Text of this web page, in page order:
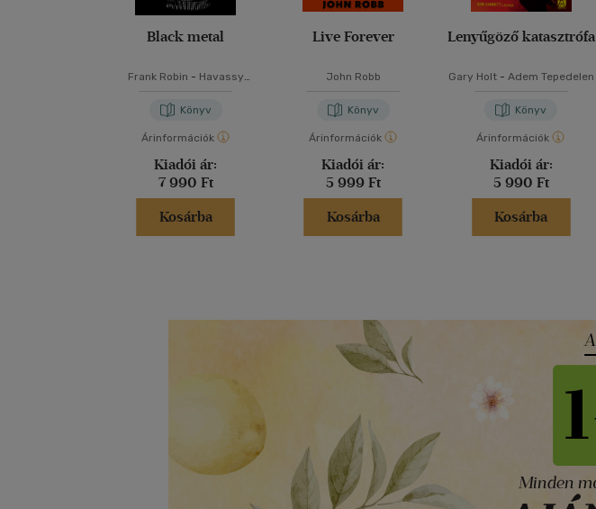
Black metal
Frank Robin - Havassy
Könyv
Árinformációk
Kiadói ár:
7 990 Ft
Kosárba
Live Forever
John Robb
Könyv
Árinformációk
Kiadói ár:
5 999 Ft
Kosárba
Lenyűgöző katasztrófa
Gary Holt- Adem Tepedelen
Könyv
Árinformációk
Kiadói ár:
5 990 Ft
Kosárba